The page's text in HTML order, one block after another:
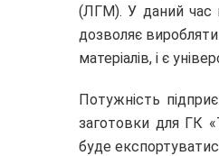
(ЛГМ). У даний час
дозволяє
матеріалів, і є
Потужність
заготовки для ГК
буде